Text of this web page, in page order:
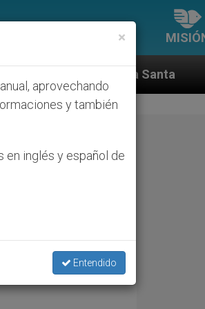
Sacerdotes
×
aprovechando
y también
inglés y español de
Entendido